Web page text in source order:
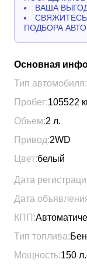
ВАША
ПОДБОРА АВТО
Основная
Тип автомобиля:
Пробег:105522
Объем:2 л.
Привод:2WD
Цвет:белый
Дата
Дата
КПП:
Тип топлива:
Мощность:150